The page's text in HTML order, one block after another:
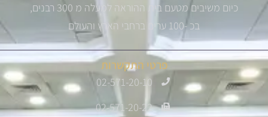
כיום משיבים מטעם בית ההוראה למעלה מ 300 רבנים,
בכ -100 ערים ברחבי הארץ והעולם
פרטי התקשרות
02-571-20-10
02-571-20-22